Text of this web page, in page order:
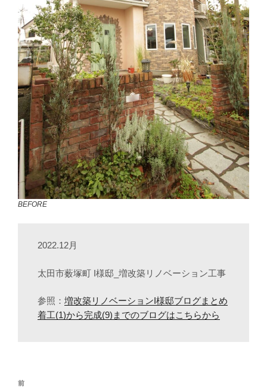
BEFORE
2022.12月
太田市薮塚町 I様邸_増改築リノベーション工事
参照： 増改築リノベーションI様邸ブログまとめ
着工(1)から完成(9)までのブログはこちらから
投
前
前